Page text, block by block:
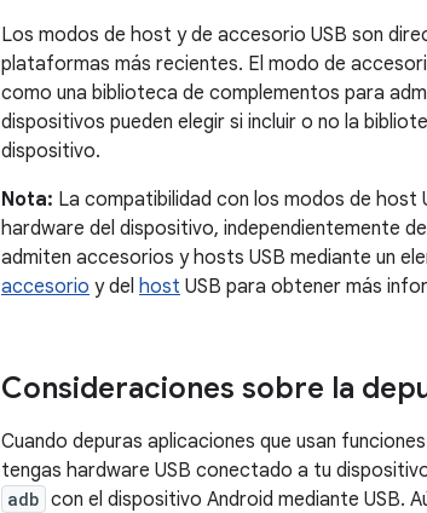
Los modos de host y de accesorio USB son
plataformas más recientes. El modo de
como una biblioteca de complementos para
dispositivos pueden elegir si incluir o no la
dispositivo.
Nota: La compatibilidad con los modos de host
hardware del dispositivo, independientemente
admiten accesorios y hosts USB mediante un
accesorio y del host USB para obtener más
Consideraciones sobre la
Cuando depuras aplicaciones que usan
tengas hardware USB conectado a tu
adb con el dispositivo Android mediante USB.